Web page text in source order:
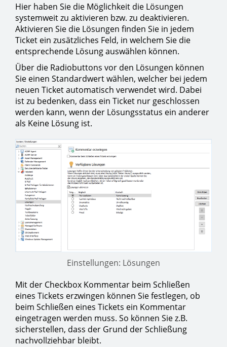
Hier haben Sie die Möglichkeit die Lösungen
systemweit zu aktivieren bzw. zu deaktivieren.
Aktivieren Sie die Lösungen finden Sie in jedem
Ticket ein zusätzliches Feld, in welchem Sie die
entsprechende Lösung auswählen können.
Über die Radiobuttons vor den Lösungen können
Sie einen Standardwert wählen, welcher bei jedem
neuen Ticket automatisch verwendet wird. Dabei
ist zu bedenken, dass ein Ticket nur geschlossen
werden kann, wenn der Lösungsstatus ein anderer
als Keine Lösung ist.
Einstellungen: Lösungen
Mit der Checkbox Kommentar beim Schließen
eines Tickets erzwingen können Sie festlegen, ob
beim Schließen eines Tickets ein Kommentar
eingetragen werden muss. So können Sie z.B.
sicherstellen, dass der Grund der Schließung
nachvollziehbar bleibt.